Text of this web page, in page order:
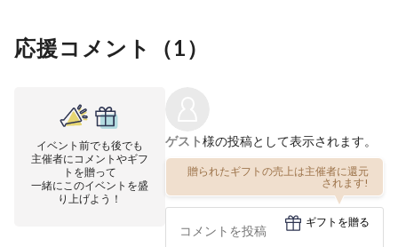
応援コメント（1）
イベント前でも後でも
主催者にコメントやギフ
トを贈って
一緒にこのイベントを盛
り上げよう！
ゲスト様の投稿として表示されます。
贈られたギフトの売上は主催者に還元
されます!
ギフトを贈る